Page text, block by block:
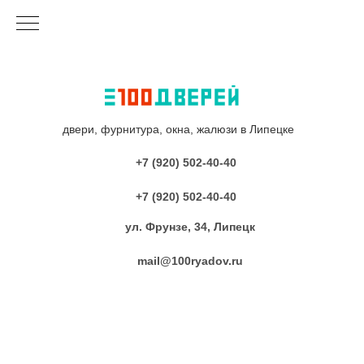
двери, фурнитура, окна, жалюзи в Липецке
+7 (920) 502-40-40
+7 (920) 502-40-40
ул. Фрунзе, 34, Липецк
mail@100ryadov.ru